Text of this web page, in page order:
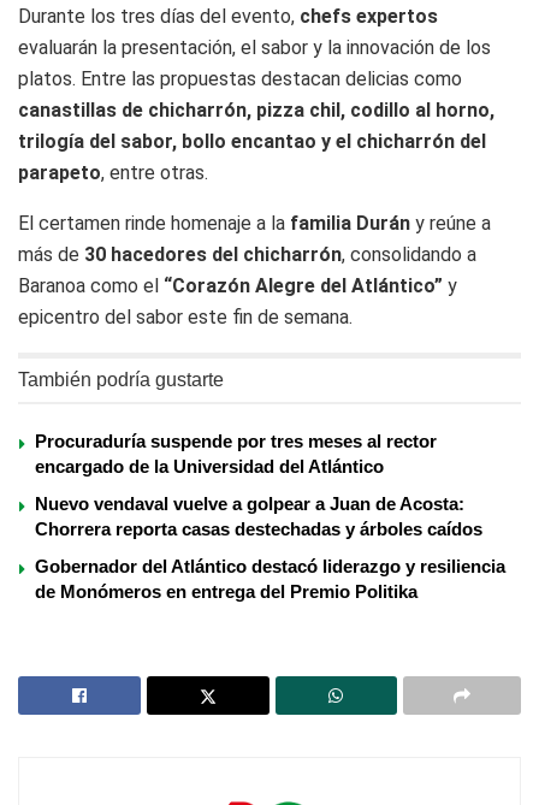
Durante los tres días del evento, chefs expertos
evaluarán la presentación, el sabor y la innovación de los
platos. Entre las propuestas destacan delicias como
canastillas de chicharrón, pizza chil, codillo al horno,
trilogía del sabor, bollo encantao y el chicharrón del
parapeto, entre otras.
El certamen rinde homenaje a la familia Durán y reúne a
más de 30 hacedores del chicharrón, consolidando a
Baranoa como el “Corazón Alegre del Atlántico” y
epicentro del sabor este fin de semana.
También podría gustarte
Procuraduría suspende por tres meses al rector
encargado de la Universidad del Atlántico
Nuevo vendaval vuelve a golpear a Juan de Acosta:
Chorrera reporta casas destechadas y árboles caídos
Gobernador del Atlántico destacó liderazgo y resiliencia
de Monómeros en entrega del Premio Politika